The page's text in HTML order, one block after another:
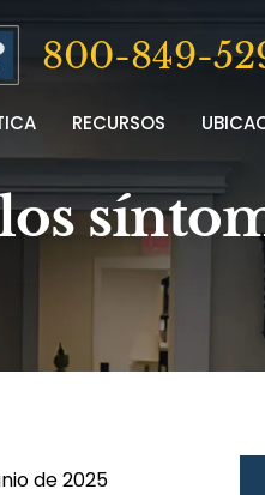
800-849-
RECURSOS
de 2025